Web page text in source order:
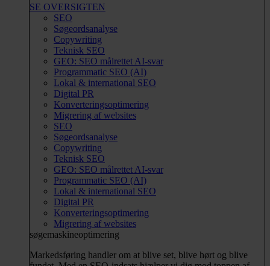
SE OVERSIGTEN
SEO
Søgeordsanalyse
Copywriting
Teknisk SEO
GEO: SEO målrettet AI-svar
Programmatic SEO (AI)
Lokal & international SEO
Digital PR
Konverteringsoptimering
Migrering af websites
SEO
Søgeordsanalyse
Copywriting
Teknisk SEO
GEO: SEO målrettet AI-svar
Programmatic SEO (AI)
Lokal & international SEO
Digital PR
Konverteringsoptimering
Migrering af websites
søgemaskineoptimering
Markedsføring handler om at blive set, blive hørt og blive